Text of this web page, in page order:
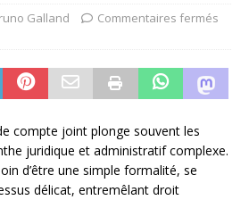
Galland Commentaires fermés
compte joint plonge souvent les
juridique et administratif complexe.
d’être une simple formalité, se
délicat, entremêlant droit